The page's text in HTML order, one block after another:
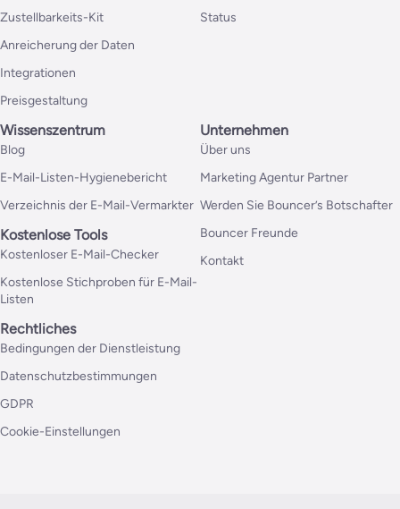
Zustellbarkeits-Kit
Anreicherung der Daten
Integrationen
Preisgestaltung
Status
Wissenszentrum
Blog
E-Mail-Listen-Hygienebericht
Verzeichnis der E-Mail-Vermarkter
Kostenlose Tools
Kostenloser E-Mail-Checker
Kostenlose Stichproben für E-Mail-
Listen
Unternehmen
Über uns
Marketing Agentur Partner
Werden Sie Bouncer’s Botschafter
Bouncer Freunde
Kontakt
Rechtliches
Bedingungen der Dienstleistung
Datenschutzbestimmungen
GDPR
Cookie-Einstellungen